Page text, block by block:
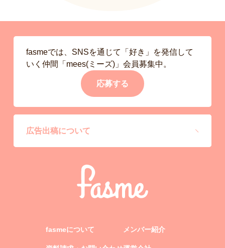
fasmeでは、SNSを通じて「好き」を発信して
いく仲間「mees(ミーズ)」会員募集中。
応募する
広告出稿について
fasmeについて メンバー紹介